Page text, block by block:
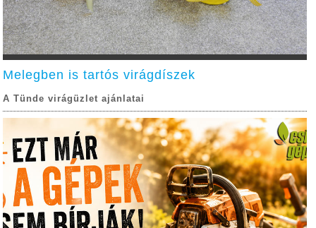
Melegben is tartós virágdíszek
A Tünde virágüzlet ajánlatai